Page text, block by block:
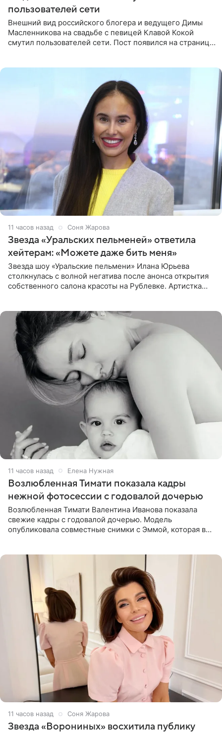
пользователей сети
Внешний вид российского блогера и ведущего Димы
Масленникова на свадьбе с певицей Клавой Кокой
смутил пользователей сети. Пост появился на странице
11 часов назад Соня Жарова
Звезда «Уральских пельменей» ответила
хейтерам: «Можете даже бить меня»
Звезда шоу «Уральские пельмени» Илана Юрьева
столкнулась с волной негатива после анонса открытия
собственного салона красоты на Рублевке. Артистка
11 часов назад Елена Нужная
Возлюбленная Тимати показала кадры
нежной фотосессии с годовалой дочерью
Возлюбленная Тимати Валентина Иванова показала
свежие кадры с годовалой дочерью. Модель
опубликовала совместные снимки с Эммой, которая в
11 часов назад Соня Жарова
Звезда «Ворониных» восхитила публику